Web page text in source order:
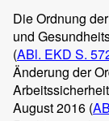
Die Ordnung
und
(ABl. EKD S.
Änderung der
August 2016 (